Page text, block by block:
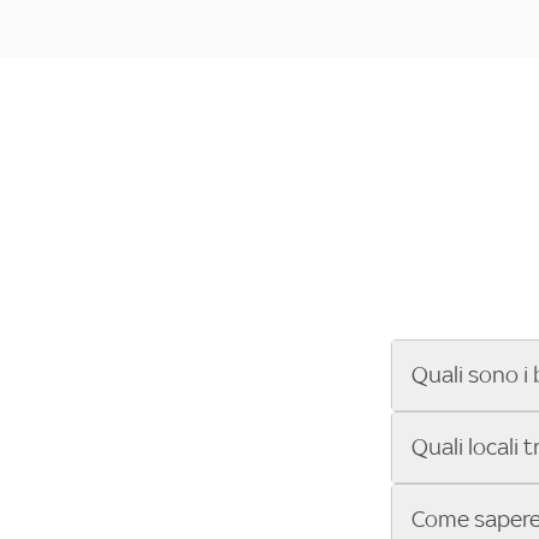
Quali sono i
Se cerchi un
ENILIVE, la
Sky Bar ti
Quali locali
Vuoi sapere
Come